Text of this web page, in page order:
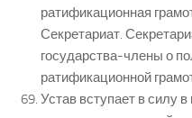
ратификационная
Секретариат.
государства-члены о
ратификационной
Устав вступает в силу